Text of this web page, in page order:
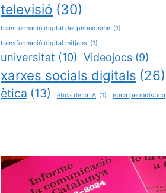
televisió (30)
transformació digital del periodisme (1)
transformació digital mitjans (1)
universitat (10) Videojocs (9)
xarxes socials digitals (26)
ètica (13) ètica de la IA (1) ètica periodística